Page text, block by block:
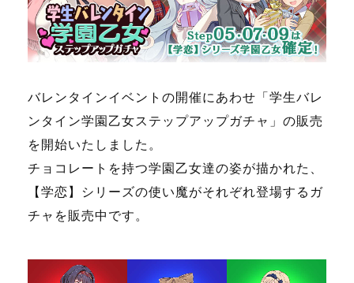
バレンタインイベントの開催にあわせ「学生バレ
ンタイン学園乙女ステップアップガチャ」の販売
を開始いたしました。
チョコレートを持つ学園乙女達の姿が描かれた、
【学恋】シリーズの使い魔がそれぞれ登場するガ
チャを販売中です。